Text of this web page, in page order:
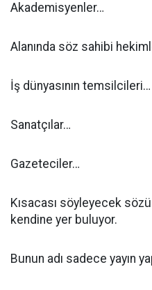
Akademisyenler…
Alanında söz sahibi
İş dünyasının temsilcileri…
Sanatçılar…
Gazeteciler…
Kısacası söyleyecek
kendine yer buluyor.
Bunun adı sadece yayın